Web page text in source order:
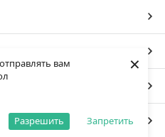
вам
Запретить
Разрешить
×